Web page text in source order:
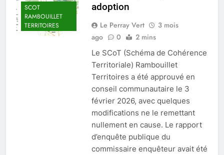
SCOT
RAMBOUILLET
TERRITOIRES
adoption
Le Perray Vert
3 mois
ago
0 2 mins
Le SCoT (Schéma de Cohérence
Territoriale) Rambouillet
Territoires a été approuvé en
conseil communautaire le 3
février 2026, avec quelques
modifications ne le remettant
nullement en cause. Le rapport
d’enquête publique du
commissaire enquêteur avait été